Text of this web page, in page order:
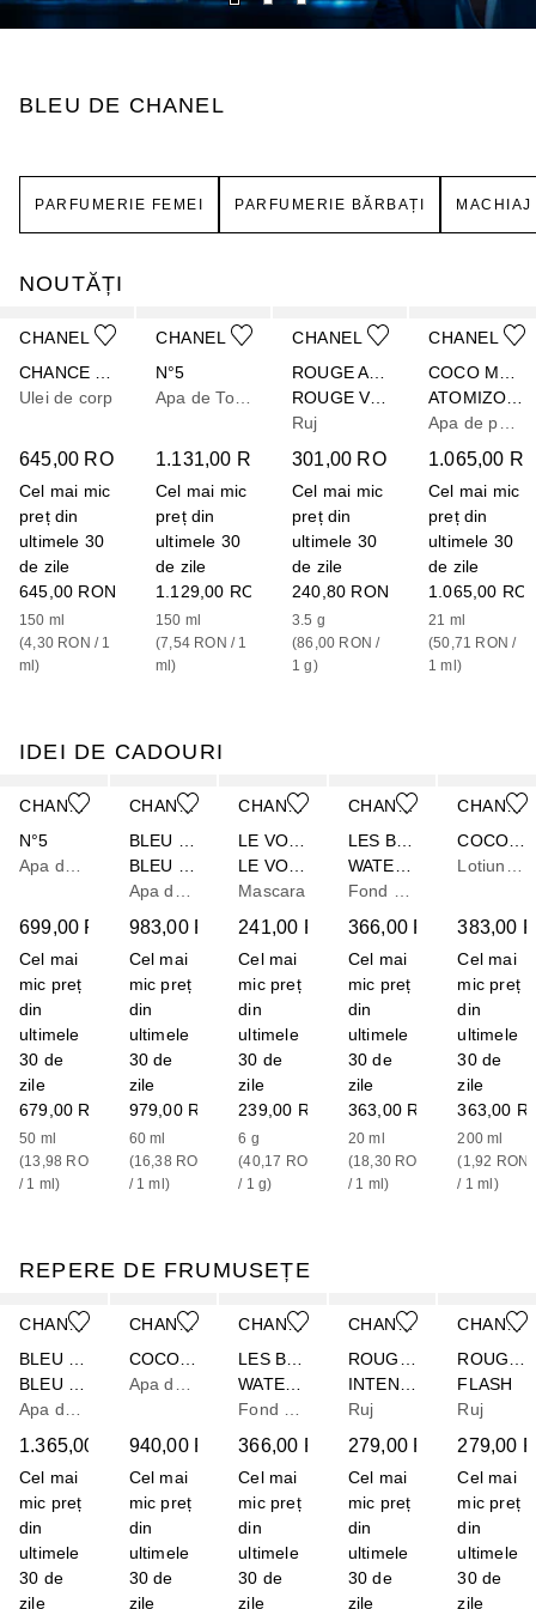
BLEU DE CHANEL
PARFUMERIE FEMEI PARFUMERIE BĂRBAȚI MACHIAJ
NOUTĂȚI
CHANEL
Ulei de corp
645,00 RON
Cel mai mic
preț din
ultimele 30
de zile
645,00 RON
150 ml
(4,30 RON / 1
ml)
CHANEL
N°5
Apa de Toaleta
1.131,00 RON
Cel mai mic
preț din
ultimele 30
de zile
1.129,00 RON
150 ml
(7,54 RON / 1
ml)
CHANEL
ROUGE VELVET
Ruj
301,00 RON
Cel mai mic
preț din
ultimele 30
de zile
240,80 RON
3.5 g
(86,00 RON /
1 g)
CHANEL
1.065,00
Cel mai mic
preț din
ultimele 30
de zile
1.065,00
21 ml
(50,71 RON /
1 ml )
IDEI DE CADOURI
CHANEL
N°5
699,00 RON
Cel mai
mic preț
din
ultimele
30 de
zile
679,00 RON
50 ml
(13,98 RON
/ 1 ml)
CHANEL
983,00 RON
Cel mai
mic preț
din
ultimele
30 de
zile
979,00 RON
60 ml
(16,38 RON
/ 1 ml )
CHANEL
Mascara
241,00 RON
Cel mai
mic preț
din
ultimele
30 de
zile
239,00 RON
6 g
(40,17 RON
/ 1 g)
CHANEL
LES BEIGES
366,00 RON
Cel mai
mic preț
din
ultimele
30 de
zile
363,00 RON
20 ml
(18,30 RON
/ 1 ml )
CHANEL
383,00
Cel mai
mic preț
din
ultimele
30 de
zile
363,00
200 ml
(1,92 RON
/ 1 ml )
REPERE DE FRUMUSEȚE
CHANEL
1.365,00 RON
Cel mai
mic preț
din
ultimele
30 de
zile
CHANEL
940,00 RON
Cel mai
mic preț
din
ultimele
30 de
zile
CHANEL
366,00 RON
Cel mai
mic preț
din
ultimele
30 de
zile
CHANEL
Ruj
279,00 RON
Cel mai
mic preț
din
ultimele
30 de
zile
CHANEL
FLASH
Ruj
279,00
Cel mai
mic preț
din
ultimele
30 de
zile